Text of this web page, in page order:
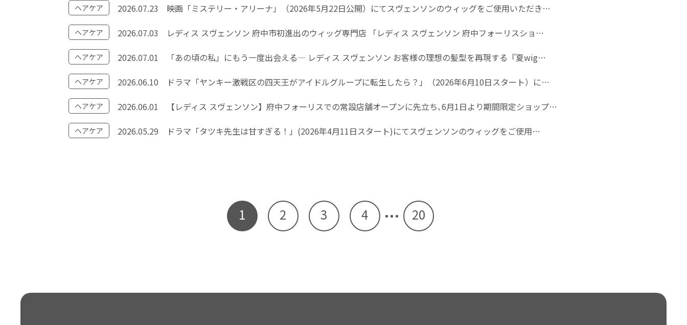
ヘアケア 2026.07.23 映画「ミステリー・アリーナ」（2026年5月22日公開）にてスヴェンソンのウィッグをご使用いただき…
ヘアケア 2026.07.03 レディス スヴェンソン 府中市初進出のウィッグ専門店 「レディス スヴェンソン 府中フォーリスショ…
ヘアケア 2026.07.01 「あの頃の私」にもう一度出会える― レディス スヴェンソン お客様の理想の髪型を再現する『夏wig…
ヘアケア 2026.06.10 ドラマ「ヤンキー激戦区の四天王がアイドルグループに転生したら？」（2026年6月10日スタート）に…
ヘアケア 2026.06.01 【レディス スヴェンソン】府中フォーリスでの常設店舗オープンに先立ち､6月1日より期間限定ショップ…
ヘアケア 2026.05.29 ドラマ「タツキ先生は甘すぎる！」(2026年4月11日スタート)にてスヴェンソンのウィッグをご使用…
1 2 3 4 20